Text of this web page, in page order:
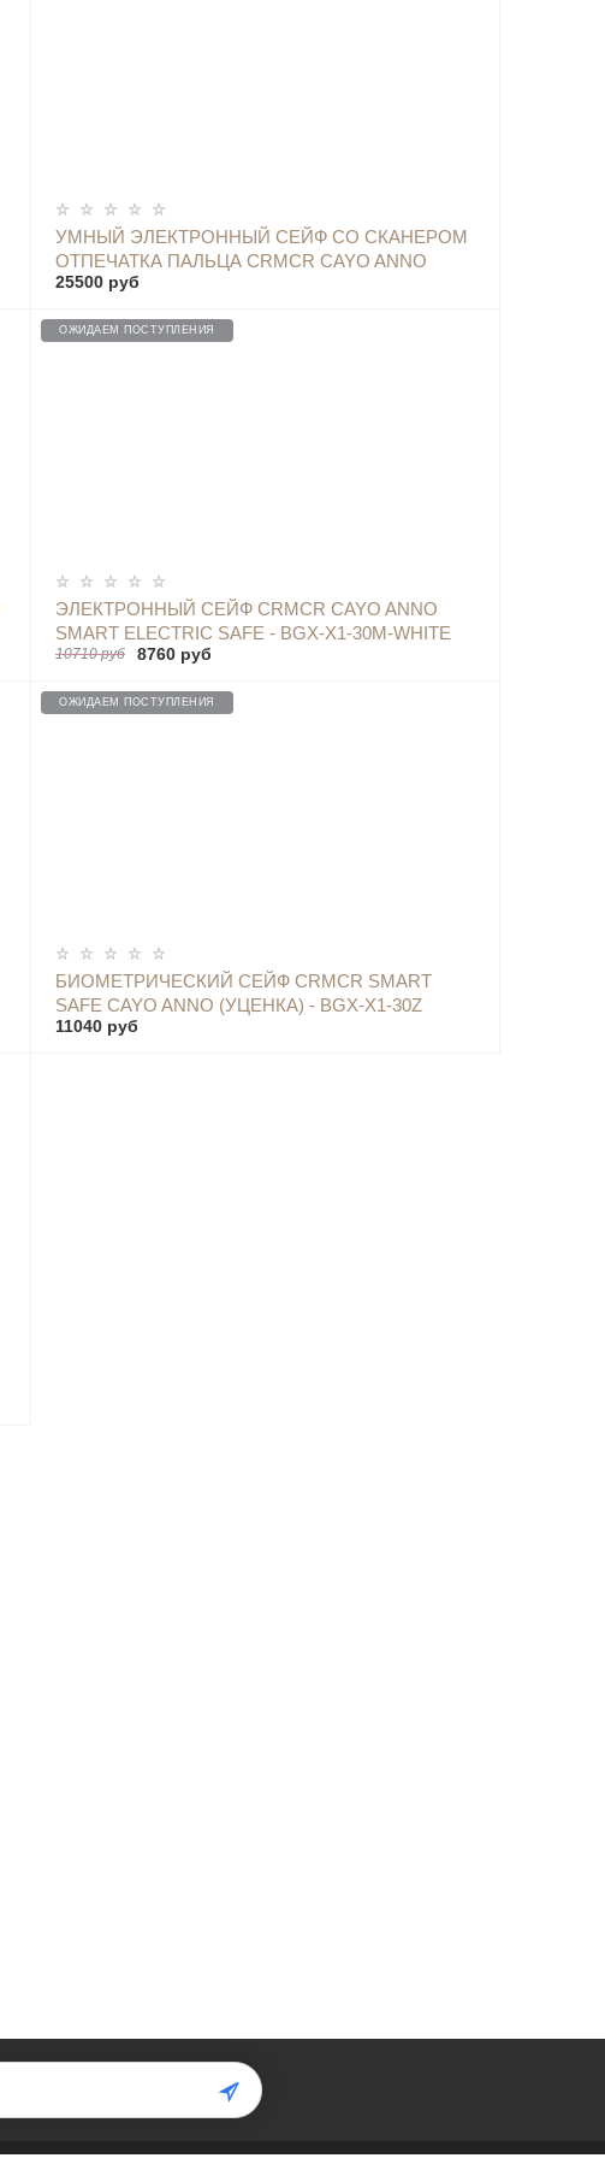
УМНЫЙ ЭЛЕКТРОННЫЙ СЕЙФ СО СКАНЕРОМ
ОТПЕЧАТКА ПАЛЬЦА CRMCR CAYO ANNO
IRON PRO SAFE BOX - BGX-X1-60MP BLACK
25500 руб
ОПОВЕСТИТЬ
ОЖИДАЕМ ПОСТУПЛЕНИЯ
ЭЛЕКТРОННЫЙ СЕЙФ CRMCR CAYO ANNO
SMART ELECTRIC SAFE - BGX-X1-30M-WHITE
10710 руб 8760 руб
ОПОВЕСТИТЬ
ОЖИДАЕМ ПОСТУПЛЕНИЯ
БИОМЕТРИЧЕСКИЙ СЕЙФ CRMCR SMART
SAFE CAYO ANNO (УЦЕНКА) - BGX-X1-30Z
BLACK SALE
11040 руб
ОПОВЕСТИТЬ